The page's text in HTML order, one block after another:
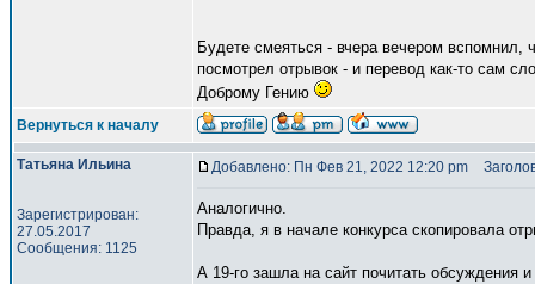
Будете смеяться - вчера вечером вспомнил,
посмотрел отрывок - и перевод как-то сам
Доброму Гению
Вернуться к началу
Татьяна Ильина
Зарегистрирован:
27.05.2017
Сообщения: 1125
Добавлено: Пн Фев 21, 2022 12:20 pm
Аналогично.
Правда, я в начале конкурса скопировала
А 19-го зашла на сайт почитать обсуждения